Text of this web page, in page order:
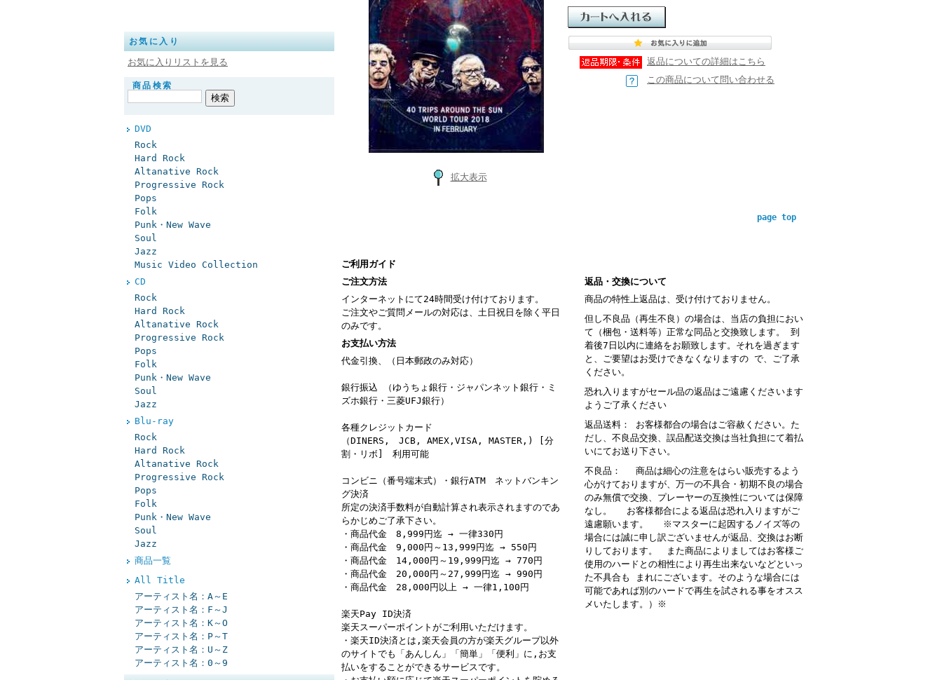
お気に入り
お気に入りリストを見る
商品検索
DVD
Rock
Hard Rock
Altanative Rock
Progressive Rock
Pops
Folk
Punk・New Wave
Soul
Jazz
Music Video Collection
CD
Rock
Hard Rock
Altanative Rock
Progressive Rock
Pops
Folk
Punk・New Wave
Soul
Jazz
Blu-ray
Rock
Hard Rock
Altanative Rock
Progressive Rock
Pops
Folk
Punk・New Wave
Soul
Jazz
商品一覧
All Title
アーティスト名：A～E
アーティスト名：F～J
アーティスト名：K～O
アーティスト名：P～T
アーティスト名：U～Z
アーティスト名：0～9
拡大表示
返品についての詳細はこちら
この商品について問い合わせる
page top
ご利用ガイド
ご注文方法
インターネットにて24時間受け付けております。
ご注文やご質問メールの対応は、土日祝日を除く平日
のみです。
お支払い方法
代金引換、（日本郵政のみ対応）
銀行振込 （ゆうちょ銀行・ジャパンネット銀行・ミ
ズホ銀行・三菱UFJ銀行）
各種クレジットカード
（DINERS, JCB, AMEX,VISA, MASTER,) [分
割・リボ] 利用可能
コンビニ（番号端末式）・銀行ATM ネットバンキン
グ決済
所定の決済手数料が自動計算され表示されますのであ
らかじめご了承下さい。
・商品代金 8,999円迄 → 一律330円
・商品代金 9,000円～13,999円迄 → 550円
・商品代金 14,000円～19,999円迄 → 770円
・商品代金 20,000円～27,999円迄 → 990円
・商品代金 28,000円以上 → 一律1,100円
楽天Pay ID決済
楽天スーパーポイントがご利用いただけます。
・楽天ID決済とは,楽天会員の方が楽天グループ以外
のサイトでも「あんしん」「簡単」「便利」に,お支
払いをすることができるサービスです。
返品・交換について
商品の特性上返品は、受け付けておりません。
但し不良品（再生不良）の場合は、当店の負担におい
て（梱包・送料等）正常な同品と交換致します。 到
着後7日以内に連絡をお願致します。それを過ぎます
と、ご要望はお受けできなくなりますの で、ご了承
ください。
恐れ入りますがセール品の返品はご遠慮くださいます
ようご了承ください
返品送料： お客様都合の場合はご容赦ください。た
だし、不良品交換、誤品配送交換は当社負担にて着払
いにてお送り下さい。
不良品： 商品は細心の注意をはらい販売するよう
心がけておりますが、万一の不具合・初期不良の場合
のみ無償で交換、プレーヤーの互換性については保障
なし。 お客様都合による返品は恐れ入りますがご
遠慮願います。 ※マスターに起因するノイズ等の
場合には誠に申し訳ございませんが返品、交換はお断
りしております。 また商品によりましてはお客様ご
使用のハードとの相性により再生出来ないなどといっ
た不具合も まれにございます。そのような場合には
可能であれば別のハードで再生を試される事をオスス
メいたします。）※